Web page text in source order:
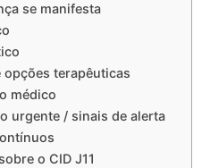
se manifesta
terapêuticas
médico
urgente / sinais de alerta
o CID J11